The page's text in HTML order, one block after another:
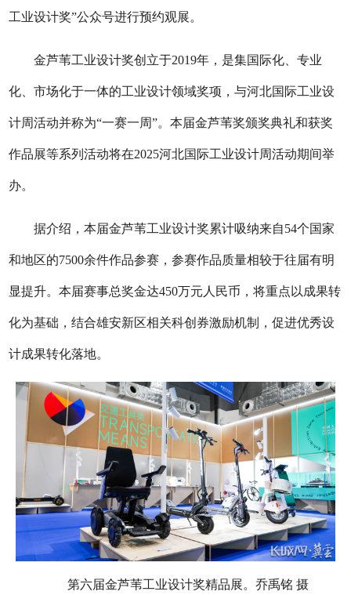
工业设计奖”公众号进行预约观展。
金芦苇工业设计奖创立于2019年，是集国际化、专业
化、市场化于一体的工业设计领域奖项，与河北国际工业设
计周活动并称为“一赛一周”。本届金芦苇奖颁奖典礼和获奖
作品展等系列活动将在2025河北国际工业设计周活动期间举
办。
据介绍，本届金芦苇工业设计奖累计吸纳来自54个国家
和地区的7500余件作品参赛，参赛作品质量相较于往届有明
显提升。本届赛事总奖金达450万元人民币，将重点以成果转
化为基础，结合雄安新区相关科创券激励机制，促进优秀设
计成果转化落地。
第六届金芦苇工业设计奖精品展。乔禹铭 摄